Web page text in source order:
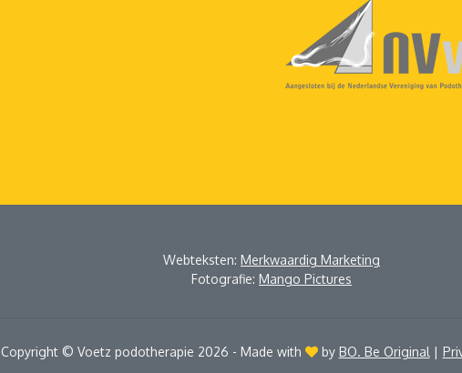
Webteksten: Merkwaardig Marketing
Fotografie: Mango Pictures
Copyright © Voetz podotherapie 2026 - Made with by BO. Be Original |